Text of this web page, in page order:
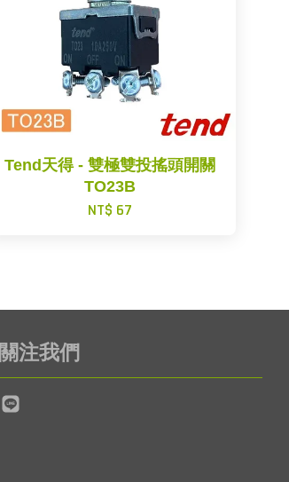
Tend天得 - 雙極雙投搖頭開關
TO23B
NT$ 67
關注我們